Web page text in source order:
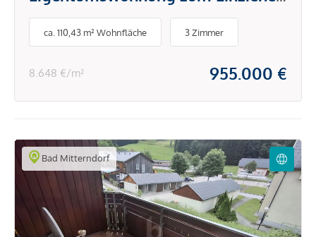
und Wohlfühlen
ca. 110,43 m² Wohnfläche 3 Zimmer
8.648 €/m² 955.000 €
Bad Mitterndorf